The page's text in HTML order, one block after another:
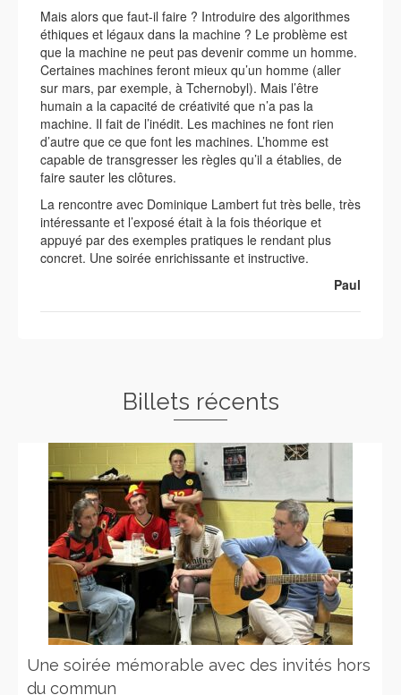
Mais alors que faut-il faire ? Introduire des algorithmes
éthiques et légaux dans la machine ? Le problème est
que la machine ne peut pas devenir comme un homme.
Certaines machines feront mieux qu’un homme (aller
sur mars, par exemple, à Tchernobyl). Mais l’être
humain a la capacité de créativité que n’a pas la
machine. Il fait de l’inédit. Les machines ne font rien
d’autre que ce que font les machines. L’homme est
capable de transgresser les règles qu’il a établies, de
faire sauter les clôtures.
La rencontre avec Dominique Lambert fut très belle, très
intéressante et l’exposé était à la fois théorique et
appuyé par des exemples pratiques le rendant plus
concret. Une soirée enrichissante et instructive.
Paul
Billets récents
Une soirée mémorable avec des invités hors
du commun